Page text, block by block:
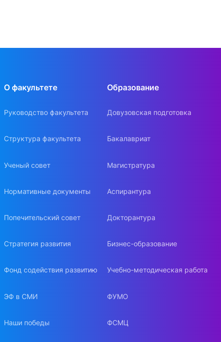
О факультете
Руководство факультета
Структура факультета
Ученый совет
Нормативные документы
Попечительский совет
Стратегия развития
Фонд содействия развитию
ЭФ в СМИ
Наши победы
Образование
Довузовская подготовка
Бакалавриат
Магистратура
Аспирантура
Докторантура
Бизнес-образование
Учебно-методическая работа
ФУМО
ФСМЦ